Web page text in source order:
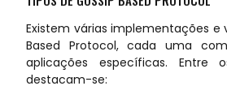
Existem várias implementações e
Based Protocol, cada uma
aplicações específicas. Entre
destacam-se: